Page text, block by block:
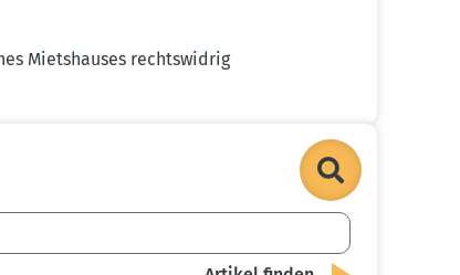
Miets­hauses rechts­widrig